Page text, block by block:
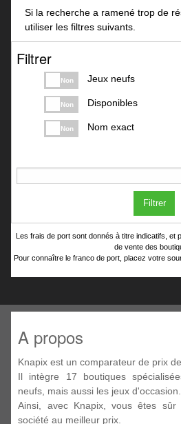
Si la recherche a ramené trop de
utiliser les filtres suivants.
Filtrer
Non Jeux neufs
Non Disponibles
Non Nom exact
Filtrer
Les frais de port sont donnés à titre indicatifs, et
de vente des
Pour connaître le franco de port, placez votre
A propos
Knapix est un comparateur de prix
Il intègre 17 boutiques
neufs, mais aussi les jeux d'occasion.
Ainsi, avec Knapix, vous êtes
société au meilleur prix.